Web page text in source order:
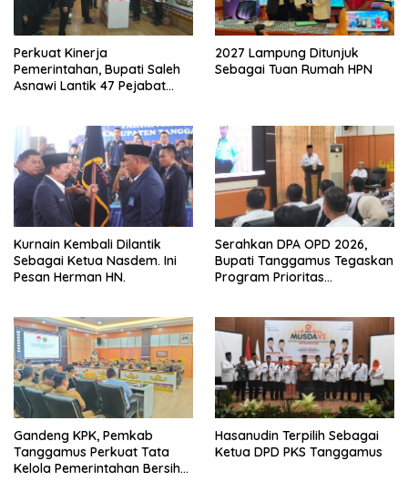
Perkuat Kinerja
Pemerintahan, Bupati Saleh
Asnawi Lantik 47 Pejabat
2027 Lampung Ditunjuk
Sebagai Tuan Rumah HPN
Kurnain Kembali Dilantik
Sebagai Ketua Nasdem. Ini
Pesan Herman HN.
Serahkan DPA OPD 2026,
Bupati Tanggamus Tegaskan
Program Prioritas
Gandeng KPK, Pemkab
Tanggamus Perkuat Tata
Kelola Pemerintahan Bersih
Hasanudin Terpilih Sebagai
Ketua DPD PKS Tanggamus